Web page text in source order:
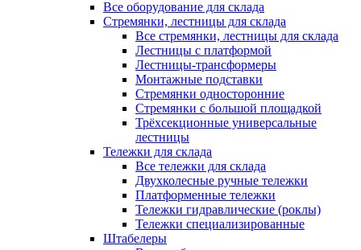
Все оборудование для склада
Стремянки, лестницы для склада
Все стремянки, лестницы для склада
Лестницы с платформой
Лестницы-трансформеры
Монтажные подставки
Стремянки односторонние
Стремянки с большой площадкой
Трёхсекционные универсальные
лестницы
Тележки для склада
Все тележки для склада
Двухколесные ручные тележки
Платформенные тележки
Тележки гидравлические (роклы)
Тележки специализированные
Штабелеры